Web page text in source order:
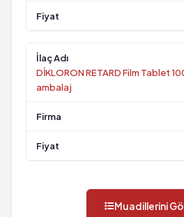
DİKLORON RETARD Film Tablet
ambalaj
Muadillerini